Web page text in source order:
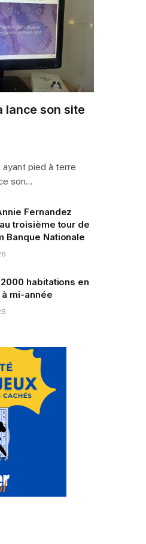
lance son site
ayant pied à terre
son…
Fernandez
troisième tour de
Banque Nationale
habitations en
mi-année